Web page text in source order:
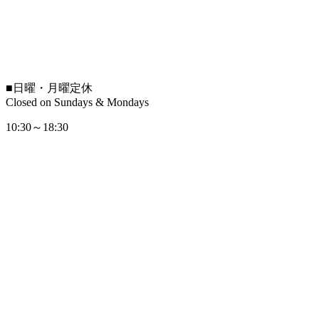
■ 日曜・月曜定休
Closed on Sundays & Mondays
10:30～18:30